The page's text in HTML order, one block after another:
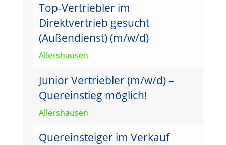
Top-Vertriebler im
Direktvertrieb gesucht
(Außendienst) (m/w/d)
Allershausen
Junior Vertriebler (m/w/d) –
Quereinstieg möglich!
Allershausen
Quereinsteiger im Verkauf